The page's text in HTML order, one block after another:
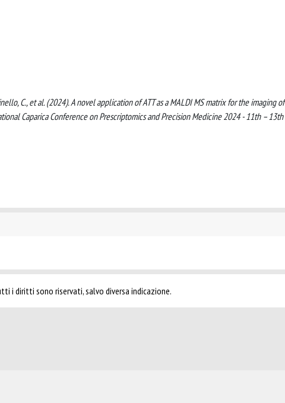
C., et al. (2024). A novel application of ATT as a MALDI MS matrix for the imaging of
Caparica Conference on Prescriptomics and Precision Medicine 2024 - 11th – 13th
i diritti sono riservati, salvo diversa indicazione.